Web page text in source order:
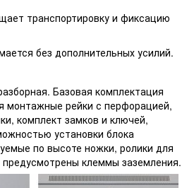
транспортировку и фиксацию
без дополнительных усилий.
Базовая комплектация
монтажные рейки с перфорацией,
комплект замков и ключей,
установки блока
по высоте ножки, ролики для
клеммы заземления.